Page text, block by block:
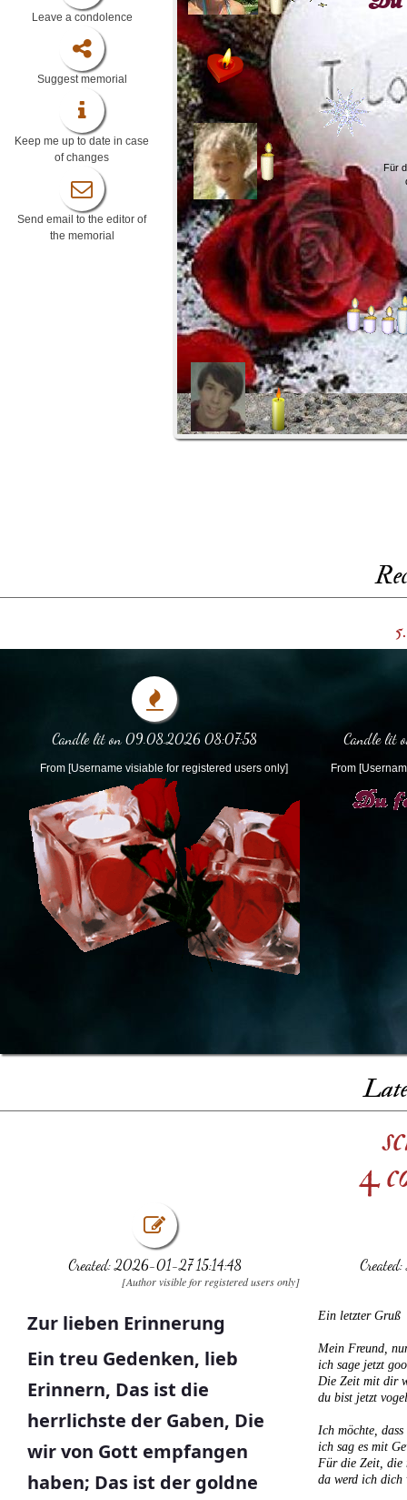
Leave a condolence
Suggest memorial
Keep me up to date in case
of changes
Send email to the editor of
the memorial
Für
Candle lit on 09.08.2026 08:07:58
From [Username visiable for registered users only]
Candle lit
From
4
Created: 2026-01-27 15:14:48
[Author visible for registered users only]
Zur lieben Erinnerung
Ein treu Gedenken, lieb
Erinnern, Das ist die
herrlichste der Gaben, Die
wir von Gott empfangen
haben; Das ist der goldne
Ein letzter Gruß
Mein Freund,
ich sage jetzt
Die Zeit mit dir
du bist jetzt
Ich möchte,
ich sag es mit
Für die Zeit, die
da werd ich dich